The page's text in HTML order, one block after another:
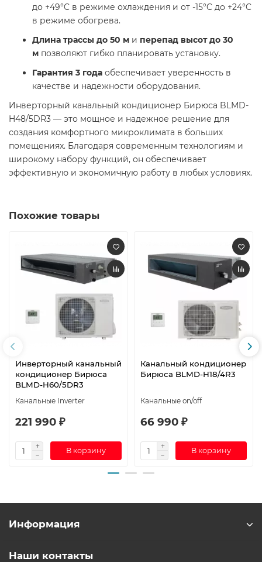
до +49°C в режиме охлаждения и от -15°C до +24°C
в режиме обогрева.
Длина трассы до 50 м и перепад высот до 30
м позволяют гибко планировать установку.
Гарантия 3 года обеспечивает уверенность в
качестве и надежности оборудования.
Инверторный канальный кондиционер Бирюса BLMD-
H48/5DR3 — это мощное и надежное решение для
создания комфортного микроклимата в больших
помещениях. Благодаря современным технологиям и
широкому набору функций, он обеспечивает
эффективную и экономичную работу в любых условиях.
Похожие товары
Инверторный канальный
кондиционер Бирюса
BLMD-H60/5DR3
Канальные Inverter
221 990 ₽
В корзину
Канальный кондиционер
Бирюса BLMD-H18/4R3
Канальные on/off
66 990 ₽
В корзину
Информация
Наши контакты